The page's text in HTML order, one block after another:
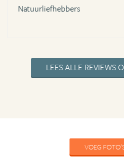
Natuurliefhebbers
LEES ALLE REVIEWS
VOEG